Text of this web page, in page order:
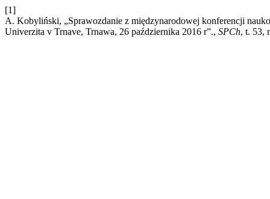
[1]
A. Kobyliński, „Sprawozdanie z międzynarodowej konferencji
Univerzita v Trnave, Trnawa, 26 października 2016 r”., SPCh, t. 53,